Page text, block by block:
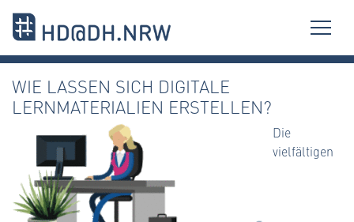
WIE LASSEN SICH DIGITALE
LERNMATERIALIEN ERSTELLEN?
Die
vielfältigen